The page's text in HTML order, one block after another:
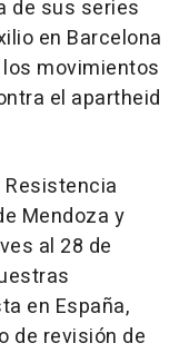
de sus series
en Barcelona
movimientos
el apartheid
Mendoza y
al 28 de
en España,
de revisión de